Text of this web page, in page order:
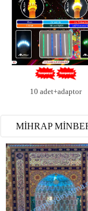
10 adet+adaptor
MİHRAP